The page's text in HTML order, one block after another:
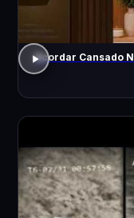
Acordar Cansado